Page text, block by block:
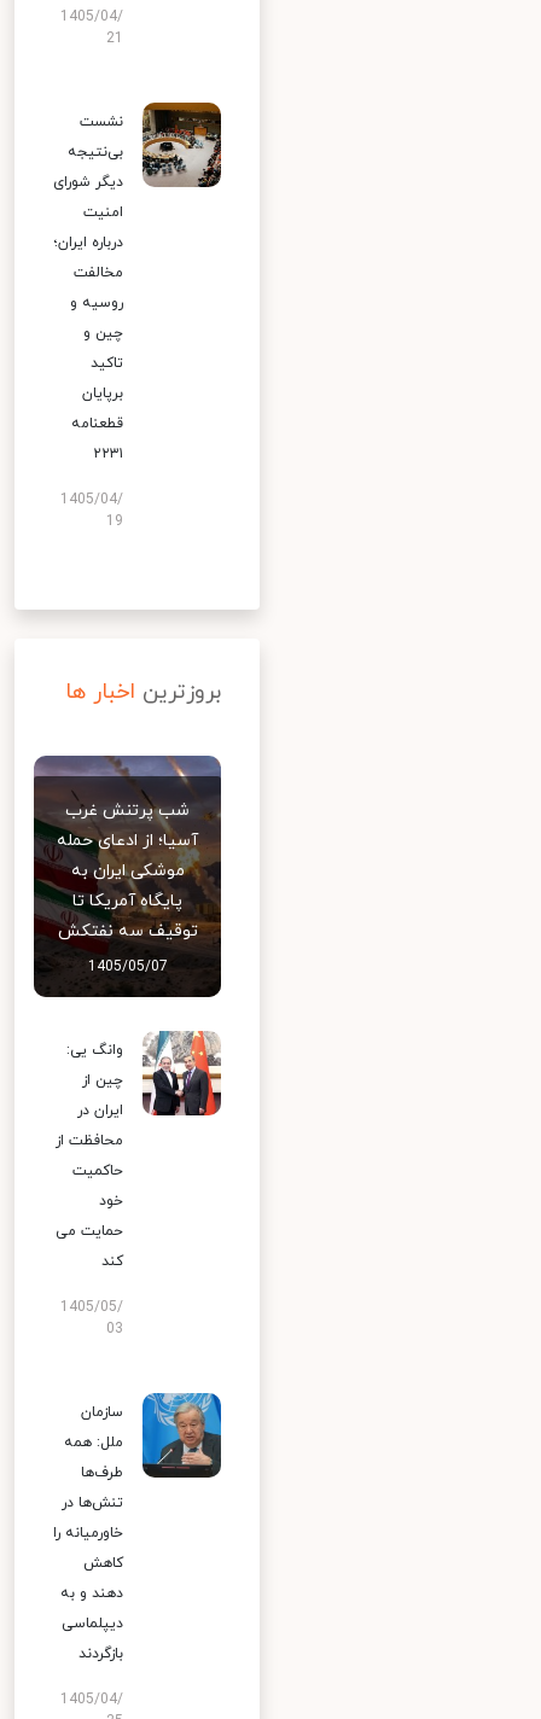
1405/04/
نشست
بی‌نتیجه
دیگر شورای
امنیت
درباره ایران؛
مخالفت
روسیه و
چین و
تاکید
برپایان
قطعنامه
۲۲۳۱
1405/04/
19
بروزترین اخبار ها
شب پرتنش غرب
آسیا؛ از ادعای حمله
موشکی ایران به
پایگاه آمریکا تا
توقیف سه نفتکش
1405/05/07
وانگ یی:
چین از
ایران در
محافظت از
حاکمیت
خود
حمایت می
کند
1405/05/
03
سازمان
ملل: همه
طرف‌ها
تنش‌ها در
خاورمیانه را
کاهش
دهند و به
دیپلماسی
بازگردند
1405/04/